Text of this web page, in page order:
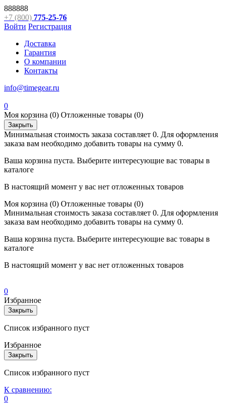
888888
+7 (800) 775-25-76
Войти Регистрация
Доставка
Гарантия
О компании
Контакты
info@timegear.ru
0
Моя корзина (0) Отложенные товары (0)
Закрыть
Минимальная стоимость заказа составляет 0. Для оформления
заказа вам необходимо добавить товары на сумму 0.
Ваша корзина пуста. Выберите интересующие вас товары в
каталоге
В настоящий момент у вас нет отложенных товаров
Моя корзина (0) Отложенные товары (0)
Минимальная стоимость заказа составляет 0. Для оформления
заказа вам необходимо добавить товары на сумму 0.
Ваша корзина пуста. Выберите интересующие вас товары в
каталоге
В настоящий момент у вас нет отложенных товаров
0
Избранное
Закрыть
Список избранного пуст
Избранное
Закрыть
Список избранного пуст
К сравнению:
0